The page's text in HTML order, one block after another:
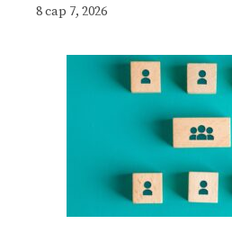
8 сар 7, 2026